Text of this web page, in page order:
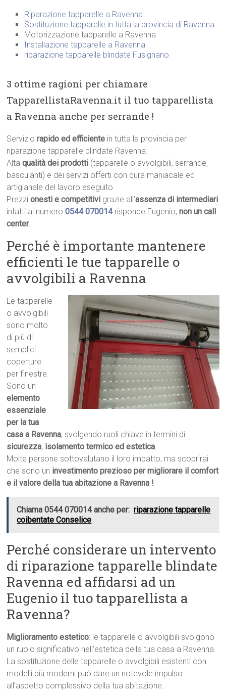
Riparazione tapparelle a Ravenna
Sostituzione tapparelle in tutta la provincia di Ravenna
Motorizzazione tapparelle a Ravenna
Installazione tapparelle a Ravenna
riparazione tapparelle blindate Fusignano
3 ottime ragioni per chiamare
TapparellistaRavenna.it il tuo tapparellista
a Ravenna anche per serrande !
Serviziorapido ed efficiente in tutta la provincia per
riparazione tapparelle blindate Ravenna.
Altaqualità dei prodotti (tapparelle o avvolgibili, serrande,
basculanti) e dei servizi offerti con cura maniacale ed
artigianale del lavoro eseguito.
Prezzionesti e competitivi grazie all’assenza di intermediari
infatti al numero0544 070014 risponde Eugenio,non un call
center.
Perché è importante mantenere
efficienti le tue tapparelle o
avvolgibili a Ravenna
Le tapparelle
o avvolgibili
sono molto
di più di
semplici
coperture
per finestre.
Sono un
elemento
essenziale
per la tua
casa a Ravenna, svolgendo ruoli chiave in termini di
sicurezza, isolamento termico ed estetica.
Molte persone sottovalutano il loro impatto, ma scoprirai
che sono un investimento prezioso per migliorare il comfort
e il valore della tua abitazione a Ravenna !
Chiama 0544 070014 anche per: riparazione tapparelle
coibentate Conselice
Perché considerare un intervento
di riparazione tapparelle blindate
Ravenna ed affidarsi ad un
Eugenio il tuo tapparellista a
Ravenna?
Miglioramento estetico: le tapparelle o avvolgibili svolgono
un ruolo significativo nell’estetica della tua casa a Ravenna.
La sostituzione delle tapparelle o avvolgibili esistenti con
modelli più moderni può dare un notevole impulso
all’aspetto complessivo della tua abitazione.